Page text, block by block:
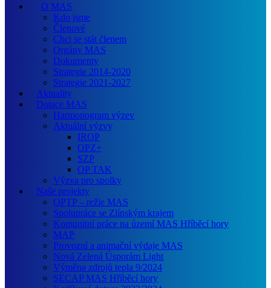
O MAS
Kdo jsme
Členové
Chci se stát členem
Orgány MAS
Dokumenty
Strategie 2014-2020
Strategie 2021-2027
Aktuality
Dotace MAS
Harmonogram výzev
Aktuální výzvy
IROP
OPZ+
SZP
OP TAK
Výzva pro spolky
Naše projekty
OPTP – režie MAS
Spolupráce se Zlínským krajem
Komunitní práce na území MAS Hříběcí hory
MAP
Provozní a animační výdaje MAS
Nová Zelená Úsporám Light
Výměna zdrojů tepla 9/2024
SECAP MAS Hříběcí hory